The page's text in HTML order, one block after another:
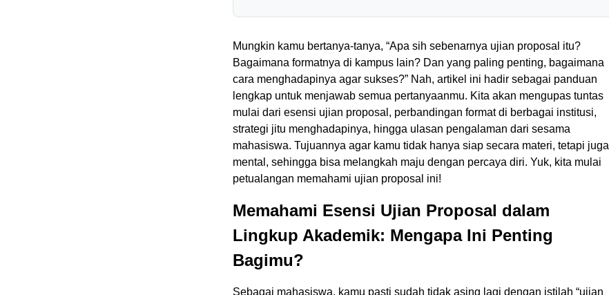
Mungkin kamu bertanya-tanya, “Apa sih sebenarnya ujian proposal itu?
Bagaimana formatnya di kampus lain? Dan yang paling penting, bagaimana
cara menghadapinya agar sukses?” Nah, artikel ini hadir sebagai panduan
lengkap untuk menjawab semua pertanyaanmu. Kita akan mengupas tuntas
mulai dari esensi ujian proposal, perbandingan format di berbagai institusi,
strategi jitu menghadapinya, hingga ulasan pengalaman dari sesama
mahasiswa. Tujuannya agar kamu tidak hanya siap secara materi, tetapi juga
mental, sehingga bisa melangkah maju dengan percaya diri. Yuk, kita mulai
petualangan memahami ujian proposal ini!
Memahami Esensi Ujian Proposal dalam
Lingkup Akademik: Mengapa Ini Penting
Bagimu?
Sebagai mahasiswa, kamu pasti sudah tidak asing lagi dengan istilah “ujian